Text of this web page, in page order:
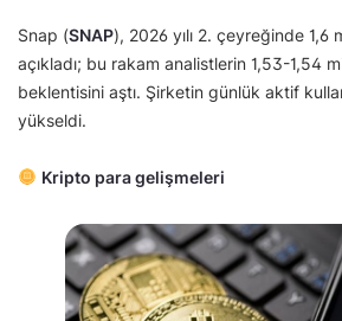
Snap (SNAP), 2026 yılı 2. çeyreğinde 1,6
açıkladı; bu rakam analistlerin 1,53-1,54
beklentisini aştı. Şirketin günlük aktif
yükseldi.
Kripto para gelişmeleri